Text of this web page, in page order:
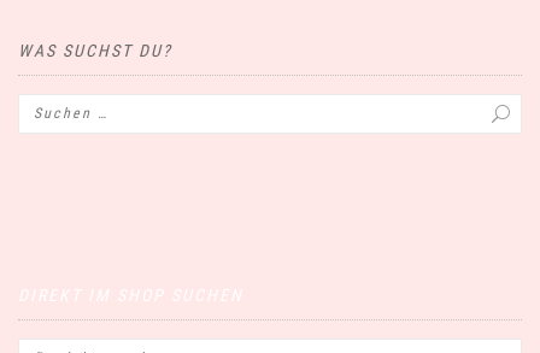
WAS SUCHST DU?